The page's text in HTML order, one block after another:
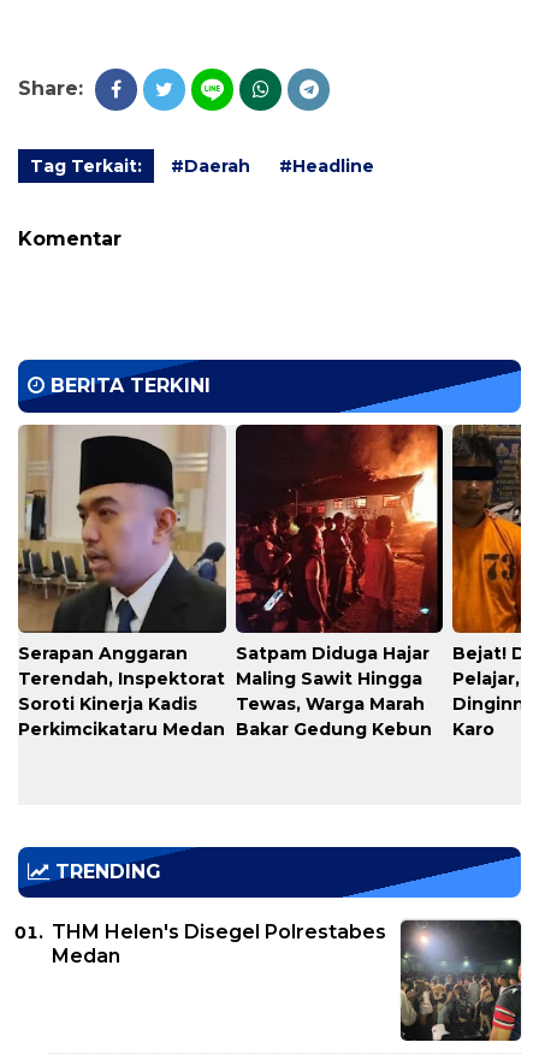
Share:
Tag Terkait: #Daerah #Headline
Komentar
BERITA TERKINI
Serapan Anggaran
Terendah, Inspektorat
Soroti Kinerja Kadis
Perkimcikataru Medan
​Satpam Diduga Hajar
Maling Sawit Hingga
Tewas, Warga Marah
Bakar Gedung Kebun
​Bejat!
Pelajar,
Karo
TRENDING
THM Helen's Disegel Polrestabes
Medan